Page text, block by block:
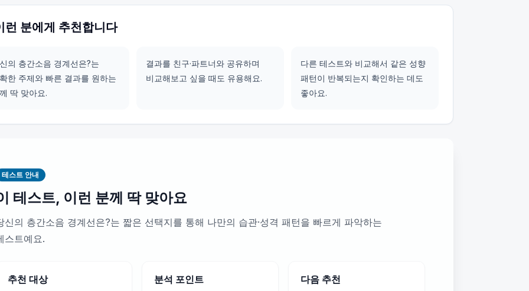
런 분에게 추천합니다
의 층간소음 경계선은?는
한 주제와 빠른 결과를 원하는
딱 맞아요.
결과를 친구·파트너와 공유하며
비교해보고 싶을 때도 유용해요.
다른 테스트와 비교해서 같은 성향
패턴이 반복되는지 확인하는 데도
좋아요.
테스트 안내
테스트, 이런 분께 딱 맞아요
신의 층간소음 경계선은?는 짧은 선택지를 통해 나만의 습관·성격 패턴을 빠르게 파악하는
스트예요.
추천 대상 분석 포인트 다음 추천